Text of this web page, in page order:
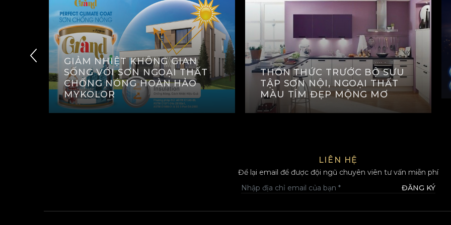
GIẢM NHIỆT KHÔNG GIAN
SỐNG VỚI SƠN NGOẠI THẤT
CHỐNG NÓNG HOÀN HẢO
MYKOLOR
THỔN THỨC TRƯỚC BỘ SƯU
TẬP SƠN NỘI, NGOẠI THẤT
MÀU TÍM ĐẸP MỘNG MƠ
LIÊN HỆ
Để lại email để được đội ngũ chuyên viên tư vấn miễn phí
ĐĂNG KÝ